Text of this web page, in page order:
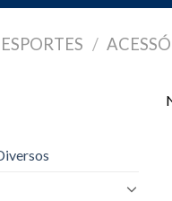
ESPORTES /